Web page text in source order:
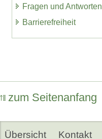
Fragen und Antworten
Barrierefreiheit
zum Seitenanfang
Übersicht Kontakt